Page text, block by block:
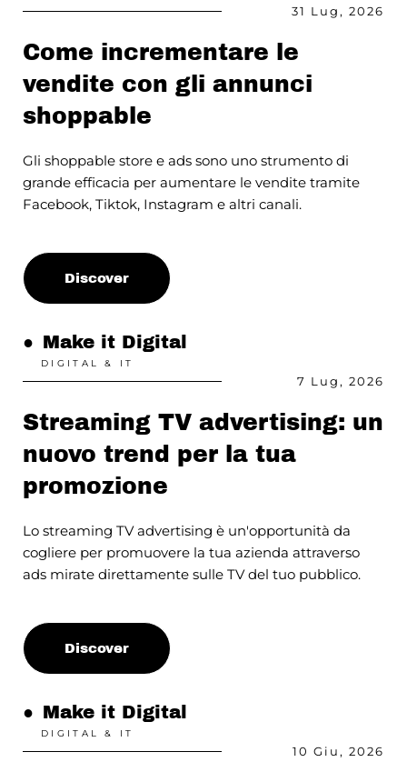
31 Lug, 2026
Come incrementare le
vendite con gli annunci
shoppable
Gli shoppable store e ads sono uno strumento di
grande efficacia per aumentare le vendite tramite
Facebook, Tiktok, Instagram e altri canali.
Discover
● Make it Digital
DIGITAL & IT
7 Lug, 2026
Streaming TV advertising: un
nuovo trend per la tua
promozione
Lo streaming TV advertising è un'opportunità da
cogliere per promuovere la tua azienda attraverso
ads mirate direttamente sulle TV del tuo pubblico.
Discover
● Make it Digital
DIGITAL & IT
10 Giu, 2026